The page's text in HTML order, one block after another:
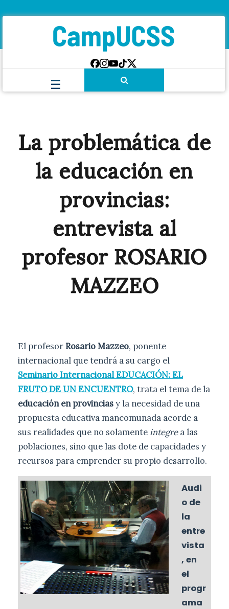
La problemática de
la educación en
provincias:
entrevista al
profesor ROSARIO
MAZZEO
El profesorRosario Mazzeo, ponente
internacional que tendrá a su cargo el
Seminario Internacional EDUCACIÓN: EL
FRUTO DE UN ENCUENTRO, trata el tema de la
educación en provinciasy la necesidad de una
propuesta educativa mancomunada acorde a
sus realidades que no solamenteintegrea las
poblaciones, sino que las dote de capacidades y
recursos para emprender su propio desarrollo.
Audi
o de
la
entre
vista
, en
el
progr
ama